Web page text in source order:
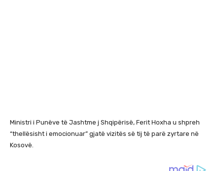
Ministri i Punëve të Jashtme j Shqipërisë, Ferit Hoxha u shpreh
“thellësisht i emocionuar” gjatë vizitës së tij të parë zyrtare në
Kosovë.